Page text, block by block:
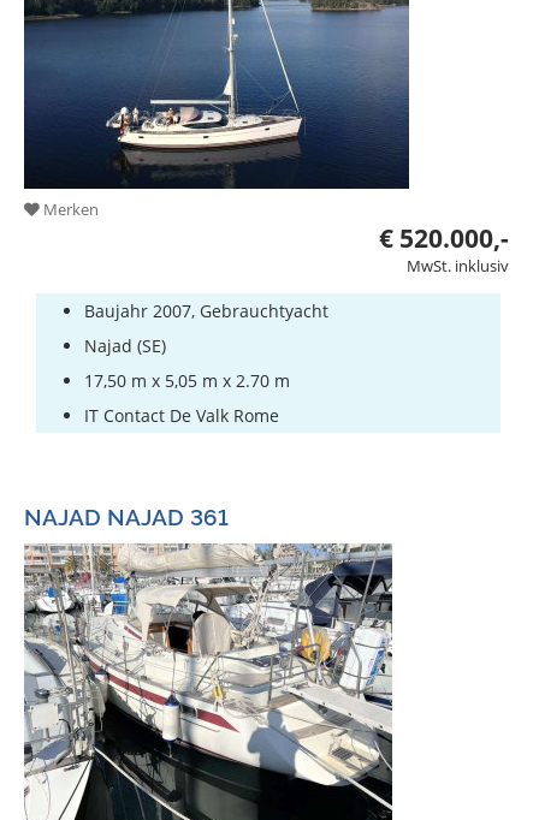
Merken
€ 520.000,-
MwSt. inklusiv
Baujahr 2007, Gebrauchtyacht
Najad (SE)
17,50 m x 5,05 m x 2.70 m
IT Contact De Valk Rome
NAJAD NAJAD 361